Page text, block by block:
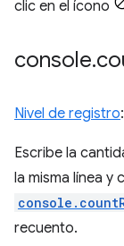
clic en el ícono
console.
Nivel de registro:
Escribe la
la misma línea y
recuento.